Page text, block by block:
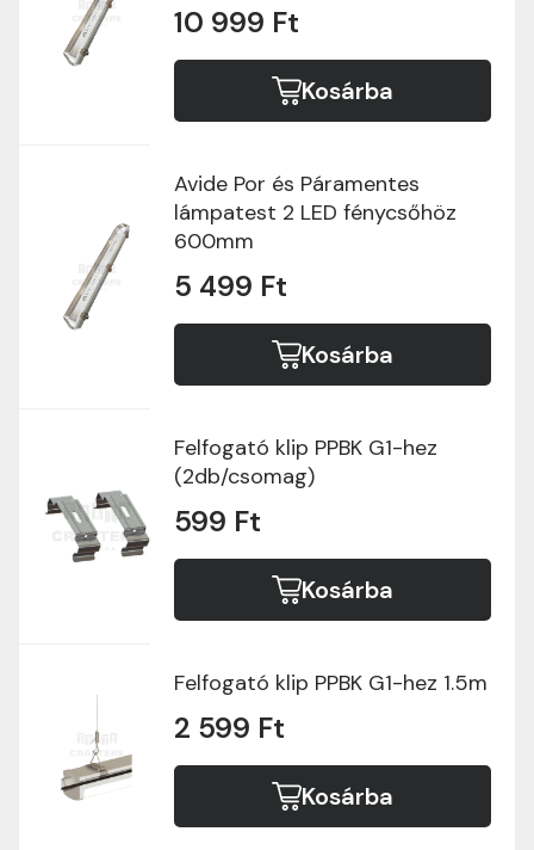
10 999 Ft
Kosárba
Avide Por és Páramentes
lámpatest 2 LED fénycsőhöz
600mm
5 499 Ft
Kosárba
Felfogató klip PPBK G1-hez
(2db/csomag)
599 Ft
Kosárba
Felfogató klip PPBK G1-hez 1.5m
2 599 Ft
Kosárba